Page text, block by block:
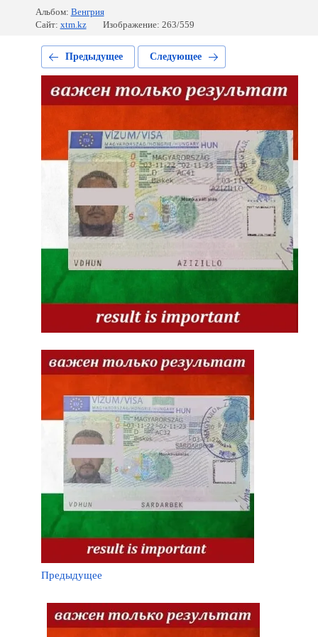
Альбом: Венгрия
Сайт: xtm.kz Изображение: 263/559
Предыдущее Следующее
Предыдущее